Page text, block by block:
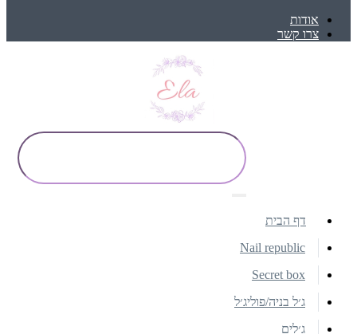
אודות
צרו קשר
דף הבית
Nail republic
Secret box
ג׳ל בניה/פוליג׳ל
ג׳לים